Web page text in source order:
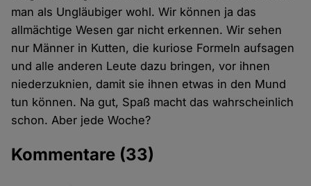
man als Ungläubiger wohl. Wir können ja das
allmächtige Wesen gar nicht erkennen. Wir sehen
nur Männer in Kutten, die kuriose Formeln aufsagen
und alle anderen Leute dazu bringen, vor ihnen
niederzuknien, damit sie ihnen etwas in den Mund
tun können. Na gut, Spaß macht das wahrscheinlich
schon. Aber jede Woche?
Kommentare (33)